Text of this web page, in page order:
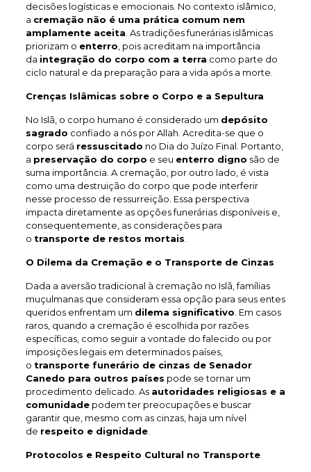
decisões logísticas e emocionais. No contexto islâmico,
a cremação não é uma prática comum nem
amplamente aceita . As tradições funerárias islâmicas
priorizam o enterro , pois acreditam na importância
da integração do corpo com a terra como parte do
ciclo natural e da preparação para a vida após a morte.
Crenças Islâmicas sobre o Corpo e a Sepultura
No Islã, o corpo humano é considerado um depósito
sagrado confiado a nós por Allah. Acredita-se que o
corpo será ressuscitado no Dia do Juízo Final. Portanto,
a preservação do corpo e seu enterro digno são de
suma importância. A cremação, por outro lado, é vista
como uma destruição do corpo que pode interferir
nesse processo de ressurreição. Essa perspectiva
impacta diretamente as opções funerárias disponíveis e,
consequentemente, as considerações para
o transporte de restos mortais
O Dilema da Cremação e o Transporte de Cinzas
Dada a aversão tradicional à cremação no Islã, famílias
muçulmanas que consideram essa opção para seus entes
queridos enfrentam um dilema significativo . Em casos
raros, quando a cremação é escolhida por razões
específicas, como seguir a vontade do falecido ou por
imposições legais em determinados países,
o transporte funerário de cinzas de Senador
Canedo para outros países pode se tornar um
procedimento delicado. As autoridades religiosas e a
comunidadepodem ter preocupações e buscar
garantir que, mesmo com as cinzas, haja um nível
de respeito e dignidade.
Protocolos e Respeito Cultural no Transporte